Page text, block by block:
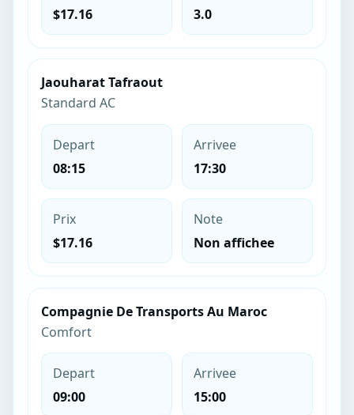
$17.16
3.0
Jaouharat Tafraout
Standard AC
Depart
08:15
Arrivee
17:30
Prix
$17.16
Note
Non affichee
Compagnie De Transports Au Maroc
Comfort
Depart
09:00
Arrivee
15:00